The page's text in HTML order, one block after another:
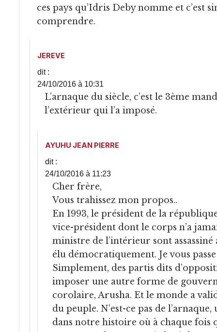
ces pays qu’Idris Deby nomme et c’est
comprendre.
JEREVE
dit :
24/10/2016 à 10:31
L’arnaque du siècle, c’est le 3ème mandat. Ce n’est pas
l’extérieur qui l’a imposé.
AYUHU JEAN PIERRE
dit :
24/10/2016 à 11:23
Cher frère,
Vous trahissez mon propos..
En 1993, le président de la
vice-président dont le corps n’a
ministre de l’intérieur sont assassiné
élu démocratiquement. Je vous
Simplement, des partis dits
imposer une autre forme de
corolaire, Arusha. Et le monde a
du peuple. N’est-ce pas de
dans notre histoire où à chaque fois